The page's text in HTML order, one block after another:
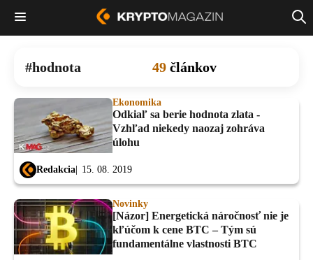
hodnota 49 článkov
Ekonomika
Odkiaľ sa berie hodnota zlata -
Vzhľad niekedy naozaj zohráva
úlohu
Redakcia 15. 08. 2019
Novinky
[Názor] Energetická náročnosť nie je
kľúčom k cene BTC – Tým sú
fundamentálne vlastnosti BTC